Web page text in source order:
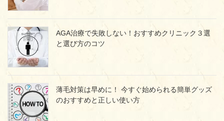
AGA治療で失敗しない！おすすめクリニック３選
と選び方のコツ
薄毛対策は早めに！ 今すぐ始められる簡単グッズ
のおすすめと正しい使い方